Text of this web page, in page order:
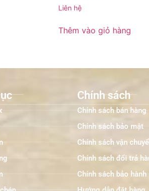
Liên hệ
Thêm vào giỏ hàng
Chính sách
Chính sách bán hàng
Chính sách bảo mật
Chính sách vận
Chính sách đổi trả
Chính sách bảo hành